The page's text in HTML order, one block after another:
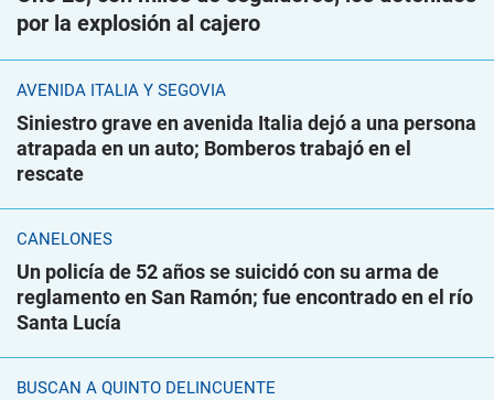
por la explosión al cajero
AVENIDA ITALIA Y SEGOVIA
Siniestro grave en avenida Italia dejó a una persona
atrapada en un auto; Bomberos trabajó en el
rescate
CANELONES
Un policía de 52 años se suicidó con su arma de
reglamento en San Ramón; fue encontrado en el río
Santa Lucía
BUSCAN A QUINTO DELINCUENTE